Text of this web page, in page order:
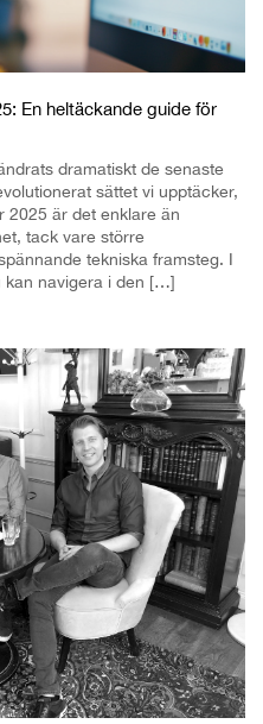
En heltäckande guide för
dramatiskt de senaste
sättet vi upptäcker,
2025 är det enklare än
tack vare större
tekniska framsteg. I
kan navigera i den […]